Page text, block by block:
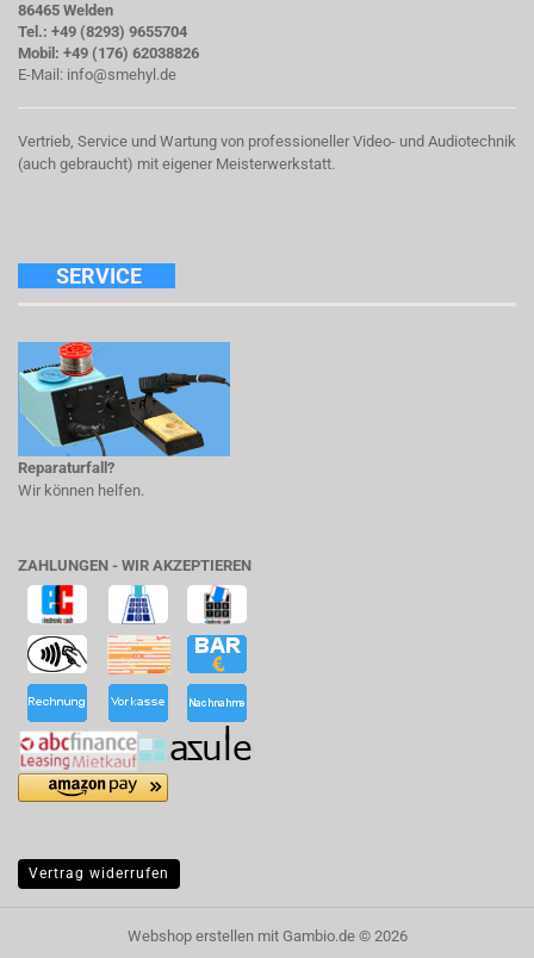
86465 Welden
Tel.: +49 (8293) 9655704
Mobil: +49 (176) 62038826
E-Mail: info@smehyl.de
Vertrieb, Service und Wartung von professioneller Video- und Audiotechnik
(auch gebraucht) mit eigener Meisterwerkstatt.
SERVICE
Reparaturfall?
Wir können helfen.
ZAHLUNGEN - WIR AKZEPTIEREN
Vertrag widerrufen
Webshop erstellenmit Gambio.de © 2026